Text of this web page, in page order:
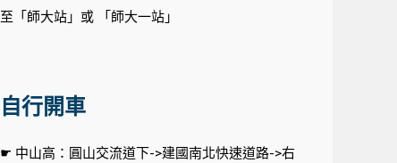
至「師大站」或 「師大一站」
自行開車
☛ 中山高：圓山交流道下->建國南北快速道路->右